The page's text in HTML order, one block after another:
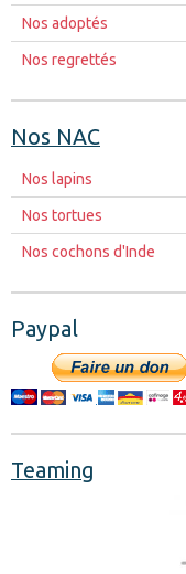
Nos adoptés
Nos regrettés
Nos NAC
Nos lapins
Nos tortues
Nos cochons d'Inde
Paypal
Teaming